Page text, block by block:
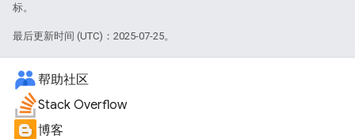
标。
最后更新时间 (UTC)：2025-07-25。
帮助社区
Stack Overflow
博客